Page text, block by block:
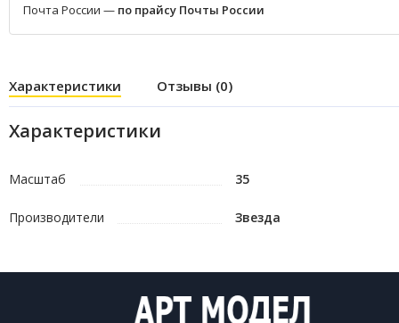
Почта России — по прайсу Почты России
Характеристики Отзывы (0)
Характеристики
Масштаб 35
Производители Звезда